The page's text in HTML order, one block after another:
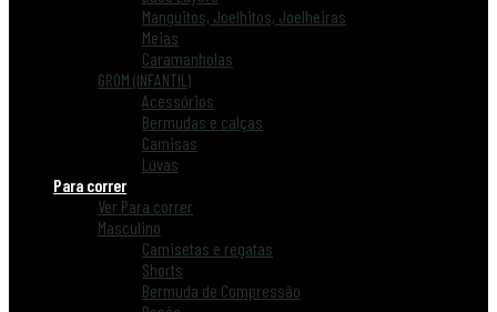
Manguitos, Joelhitos, Joelheiras
Meias
Caramanholas
GROM (INFANTIL)
Acessórios
Bermudas e calças
Camisas
Luvas
Para correr
Ver Para correr
Masculino
Camisetas e regatas
Shorts
Bermuda de Compressão